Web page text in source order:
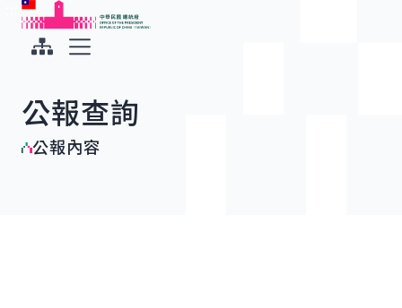
跳到主要內容
中華民國總統府
公報查詢
公報內容